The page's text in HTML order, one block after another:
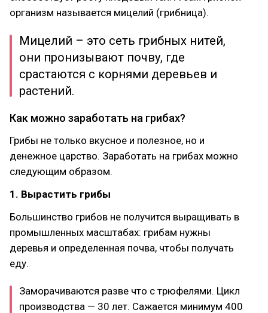
организм называется мицелий (грибница).
Мицелий – это сеть грибных нитей,
они пронизывают почву, где
срастаются с корнями деревьев и
растений.
Как можно заработать на грибах?
Грибы не только вкусное и полезное, но и
денежное царство. Заработать на грибах можно
следующим образом.
1. Вырастить грибы
Большинство грибов не получится выращивать в
промышленных масштабах: грибам нужны
деревья и определенная почва, чтобы получать
еду.
Заморачиваются разве что с трюфелями. Цикл
производства — 30 лет. Сажается минимум 400